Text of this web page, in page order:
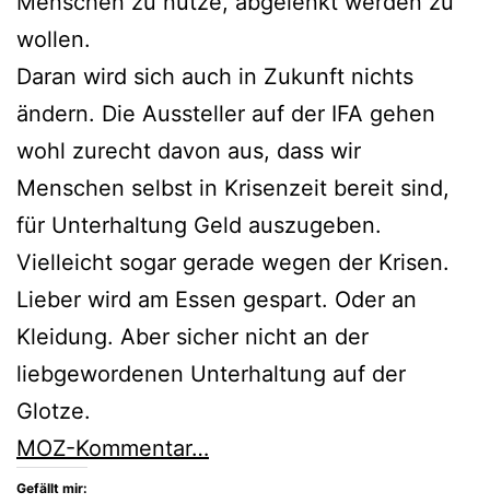
wollen.
Daran wird sich auch in Zukunft nichts
ändern. Die Aussteller auf der IFA gehen
wohl zurecht davon aus, dass wir
Menschen selbst in Krisenzeit bereit sind,
für Unterhaltung Geld auszugeben.
Vielleicht sogar gerade wegen der Krisen.
Lieber wird am Essen gespart. Oder an
Kleidung. Aber sicher nicht an der
liebgewordenen Unterhaltung auf der
Glotze.
MOZ-Kommentar…
Gefällt mir: